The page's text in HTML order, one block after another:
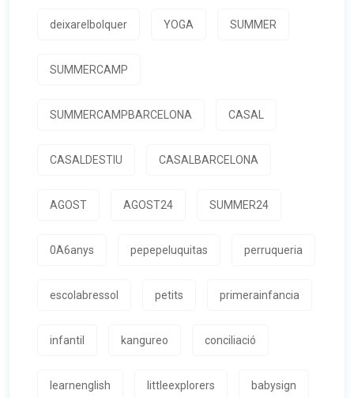
deixarelbolquer YOGA SUMMER
SUMMERCAMP
SUMMERCAMPBARCELONA CASAL
CASALDESTIU CASALBARCELONA
AGOST AGOST24 SUMMER24
0A6anys pepepeluquitas perruqueria
escolabressol petits primerainfancia
infantil kangureo conciliació
learnenglish littleexplorers babysign